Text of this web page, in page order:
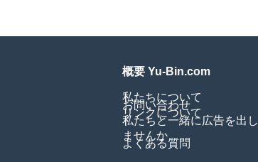
概要 Yu-Bin.com
私たちについて
お問い合わせ
リンクについて
私たちと一緒に広告を出し
ませんか
よくある質問